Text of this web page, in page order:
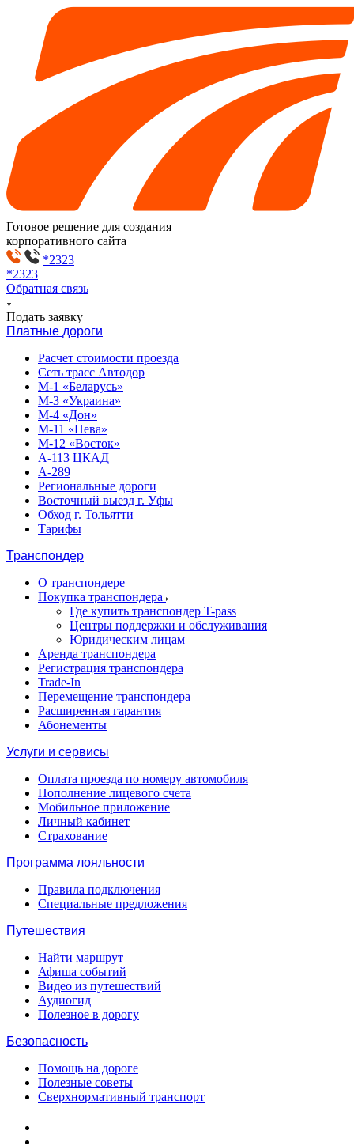
Готовое решение для создания
корпоративного сайта
*2323
*2323
Обратная связь
Подать заявку
Платные дороги
Расчет стоимости проезда
Сеть трасс Автодор
М-1 «Беларусь»
М-3 «Украина»
М-4 «Дон»
М-11 «Нева»
М-12 «Восток»
А-113 ЦКАД
А-289
Региональные дороги
Восточный выезд г. Уфы
Обход г. Тольятти
Тарифы
Транспондер
О транспондере
Покупка транспондера
Где купить транспондер T-pass
Центры поддержки и обслуживания
Юридическим лицам
Аренда транспондера
Регистрация транспондера
Trade-In
Перемещение транспондера
Расширенная гарантия
Абонементы
Услуги и сервисы
Оплата проезда по номеру автомобиля
Пополнение лицевого счета
Мобильное приложение
Личный кабинет
Страхование
Программа лояльности
Правила подключения
Специальные предложения
Путешествия
Найти маршрут
Афиша событий
Видео из путешествий
Аудиогид
Полезное в дорогу
Безопасность
Помощь на дороге
Полезные советы
Сверхнормативный транспорт